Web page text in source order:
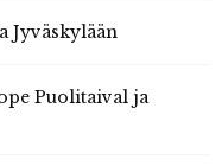
Jyväskylään
Puolitaival ja